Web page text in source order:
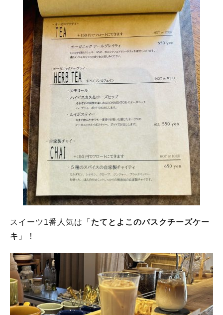
スイーツ1番人気は「 たてとよこのバスクチーズケー
キ 」！
#あなたはどっち？